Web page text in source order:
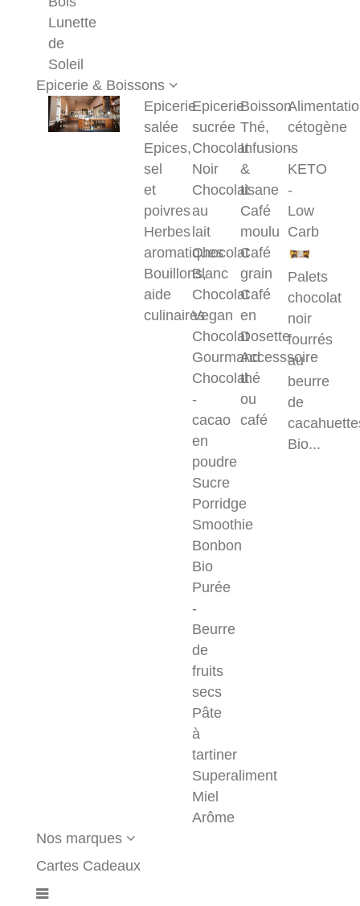
Lunette
de
Soleil
Epicerie & Boissons
Epicerie
salée
Epices,
sel
et
poivres
Herbes
aromatiques
Bouillons,
aide
culinaires
Epicerie
sucrée
Chocolat
Noir
Chocolat
au
lait
Chocolat
Blanc
Chocolat
Vegan
Chocolat
Gourmand
Chocolat
-
cacao
en
poudre
Sucre
Porridge
Smoothie
Bonbon
Bio
Purée
-
Beurre
de
fruits
secs
Pâte
à
tartiner
Superaliment
Miel
Arôme
Boisson
Thé,
Infusions
&
tisane
Café
moulu
Café
grain
Café
en
Dosette
Accesssoire
thé
ou
café
cétogène
-
KETO
-
Low
Carb
Palets
chocolat
noir
fourrés
au
beurre
de
Bio...
Nos marques
Cartes Cadeaux